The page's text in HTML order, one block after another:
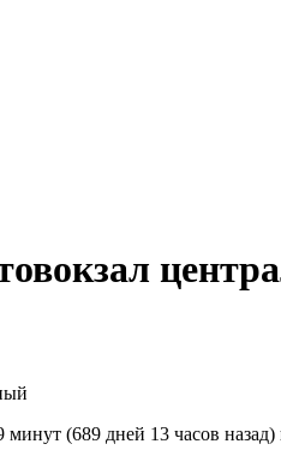
минут (689 дней 13 часов